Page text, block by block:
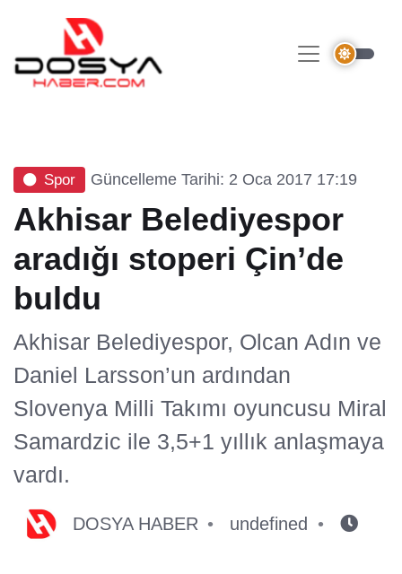
Spor Güncelleme Tarihi: 2 Oca 2017 17:19
Akhisar Belediyespor
aradığı stoperi Çin’de
buldu
Akhisar Belediyespor, Olcan Adın ve
Daniel Larsson’un ardından
Slovenya Milli Takımı oyuncusu Miral
Samardzic ile 3,5+1 yıllık anlaşmaya
vardı.
DOSYA HABER undefined